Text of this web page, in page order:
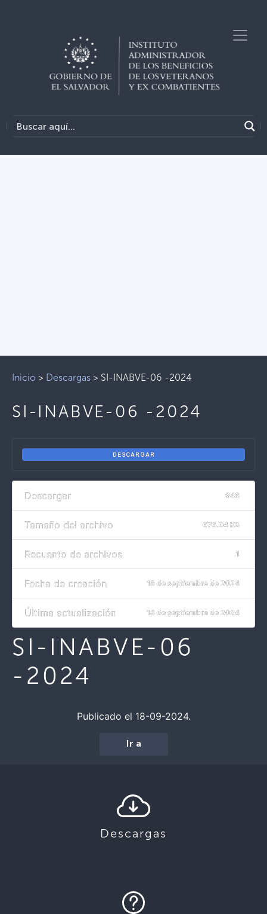
Inicio > Descargas > SI-INABVE-06 -2024
SI-INABVE-06 -2024
DESCARGAR
Descargar 946
Tamaño del archivo 676.04 KB
Recuento de archivos 1
Fecha de creación 18 de septiembre de 2024
Última actualización 18 de septiembre de 2024
SI-INABVE-06
-2024
Publicado el 18-09-2024.
Ir a
Descargas